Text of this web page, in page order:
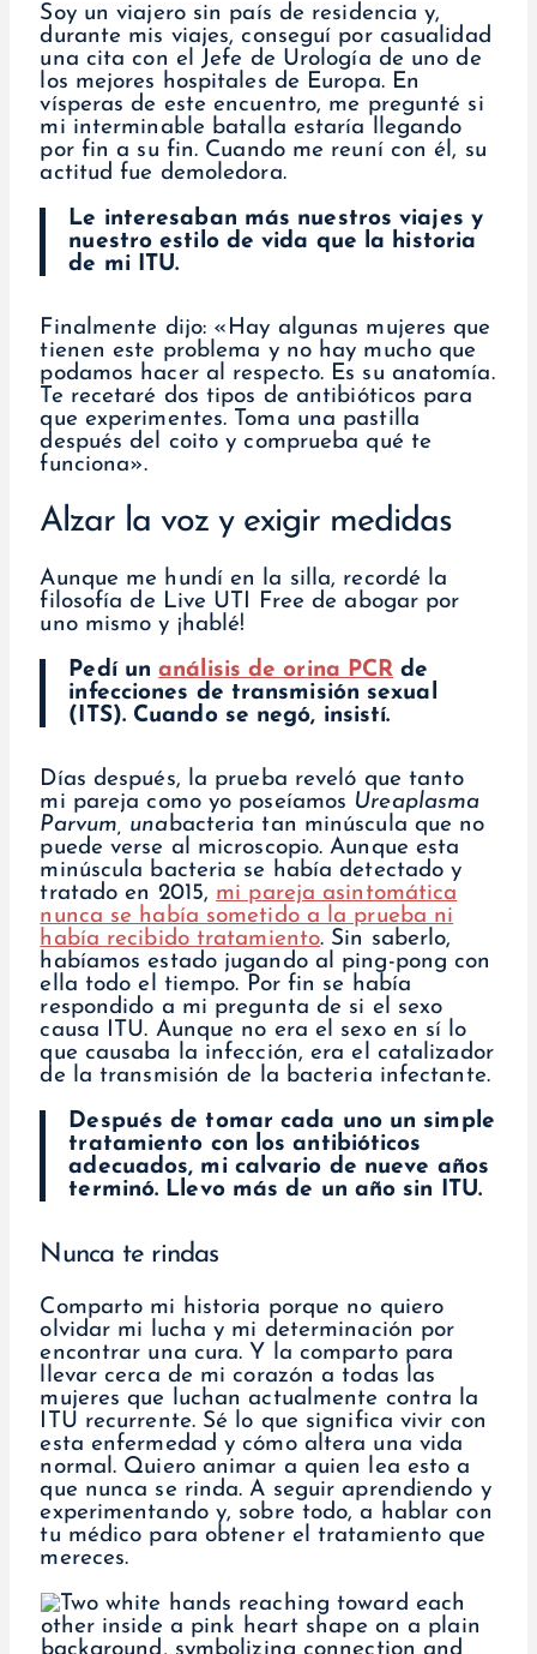
Soy un viajero sin país de residencia y,
durante mis viajes, conseguí por casualidad
una cita con el Jefe de Urología de uno de
los mejores hospitales de Europa. En
vísperas de este encuentro, me pregunté si
mi interminable batalla estaría llegando
por fin a su fin. Cuando me reuní con él, su
actitud fue demoledora.
Le interesaban más nuestros viajes y
nuestro estilo de vida que la historia
de mi ITU.
Finalmente dijo: «Hay algunas mujeres que
tienen este problema y no hay mucho que
podamos hacer al respecto. Es su anatomía.
Te recetaré dos tipos de antibióticos para
que experimentes. Toma una pastilla
después del coito y comprueba qué te
funciona».
Alzar la voz y exigir medidas
Aunque me hundí en la silla, recordé la
filosofía de Live UTI Free de abogar por
uno mismo y ¡hablé!
Pedí unanálisis de orina PCR de
infecciones de transmisión sexual
(ITS). Cuando se negó, insistí.
Días después, la prueba reveló que tanto
mi pareja como yo poseíamos Ureaplasma
Parvum, una bacteria tan minúscula que no
puede verse al microscopio. Aunque esta
minúscula bacteria se había detectado y
tratado en 2015, mi pareja asintomática
nunca se había sometido a la prueba ni
había recibido tratamiento. Sin saberlo,
habíamos estado jugando al ping-pong con
ella todo el tiempo. Por fin se había
respondido a mi pregunta de si el sexo
causa ITU. Aunque no era el sexo en sí lo
que causaba la infección, era el catalizador
de la transmisión de la bacteria infectante.
Después de tomar cada uno un simple
tratamiento con los antibióticos
adecuados, mi calvario de nueve años
terminó. Llevo más de un año sin ITU.
Nunca te rindas
Comparto mi historia porque no quiero
olvidar mi lucha y mi determinación por
encontrar una cura. Y la comparto para
llevar cerca de mi corazón a todas las
mujeres que luchan actualmente contra la
ITU recurrente. Sé lo que significa vivir con
esta enfermedad y cómo altera una vida
normal. Quiero animar a quien lea esto a
que nunca se rinda. A seguir aprendiendo y
experimentando y, sobre todo, a hablar con
tu médico para obtener el tratamiento que
mereces.